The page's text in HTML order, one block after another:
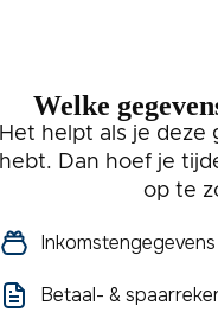
Welke
Het helpt als je deze
hebt. Dan hoef je
op te
Betaal- &